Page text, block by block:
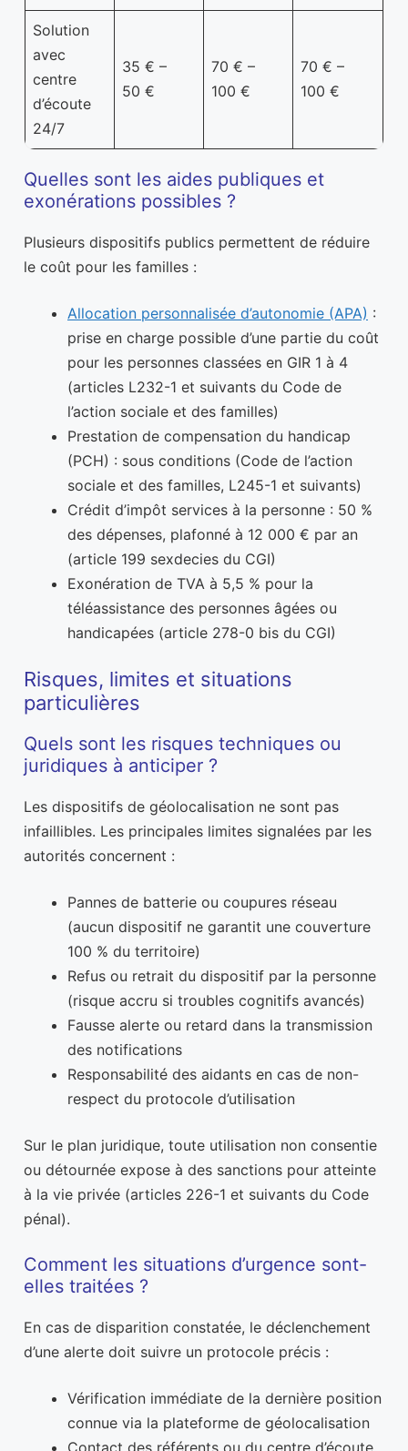
Solution
avec
centre
d’écoute
24/7
35 € –
50 €
70 € –
100 €
70 € –
100 €
Quelles sont les aides publiques et
exonérations possibles ?
Plusieurs dispositifs publics permettent de réduire
le coût pour les familles :
Allocation personnalisée d’autonomie (APA) :
prise en charge possible d’une partie du coût
pour les personnes classées en GIR 1 à 4
(articles L232-1 et suivants du Code de
l’action sociale et des familles)
Prestation de compensation du handicap
(PCH) : sous conditions (Code de l’action
sociale et des familles, L245-1 et suivants)
Crédit d’impôt services à la personne : 50 %
des dépenses, plafonné à 12 000 € par an
(article 199 sexdecies du CGI)
Exonération de TVA à 5,5 % pour la
téléassistance des personnes âgées ou
handicapées (article 278-0 bis du CGI)
Risques, limites et situations
particulières
Quels sont les risques techniques ou
juridiques à anticiper ?
Les dispositifs de géolocalisation ne sont pas
infaillibles. Les principales limites signalées par les
autorités concernent :
Pannes de batterie ou coupures réseau
(aucun dispositif ne garantit une couverture
100 % du territoire)
Refus ou retrait du dispositif par la personne
(risque accru si troubles cognitifs avancés)
Fausse alerte ou retard dans la transmission
des notifications
Responsabilité des aidants en cas de non-
respect du protocole d’utilisation
Sur le plan juridique, toute utilisation non consentie
ou détournée expose à des sanctions pour atteinte
à la vie privée (articles 226-1 et suivants du Code
pénal).
Comment les situations d’urgence sont-
elles traitées ?
En cas de disparition constatée, le déclenchement
d’une alerte doit suivre un protocole précis :
Vérification immédiate de la dernière position
connue via la plateforme de géolocalisation
Contact des référents ou du centre d’écoute